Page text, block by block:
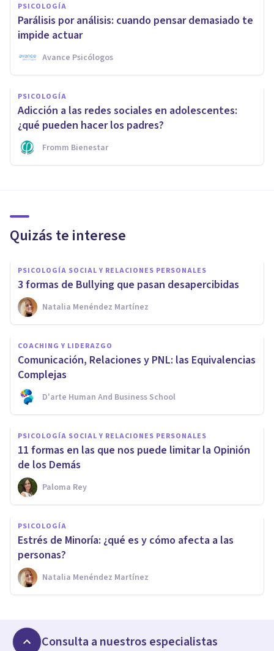
PSICOLOGÍA
Parálisis por análisis: cuando pensar demasiado te
impide actuar
Avance Psicólogos
PSICOLOGÍA
Adicción a las redes sociales en adolescentes:
¿qué pueden hacer los padres?
Fromm Bienestar
Quizás te interese
PSICOLOGÍA SOCIAL Y RELACIONES PERSONALES
3 formas de Bullying que pasan desapercibidas
Natalia Menéndez Martínez
COACHING Y LIDERAZGO
Comunicación, Relaciones y PNL: las Equivalencias
Complejas
D'arte Human And Business School
PSICOLOGÍA SOCIAL Y RELACIONES PERSONALES
11 formas en las que nos puede limitar la Opinión
de los Demás
Paloma Rey
PSICOLOGÍA
Estrés de Minoría: ¿qué es y cómo afecta a las
personas?
Natalia Menéndez Martínez
Consulta a nuestros especialistas